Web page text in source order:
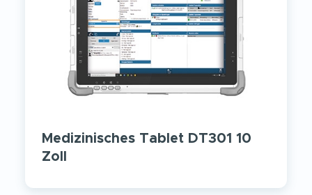
Medizinisches Tablet DT301 10
Zoll